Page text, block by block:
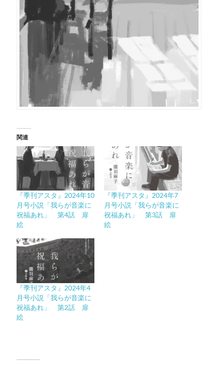
関連
『季刊アスタ』2024年10
月号小説「我らが音楽に
祝福あれ」 第4話 扉
絵
『季刊アスタ』2024年7
月号小説「我らが音楽に
祝福あれ」 第3話 扉
絵
『季刊アスタ』2024年4
月号小説「我らが音楽に
祝福あれ」 第2話 扉
絵